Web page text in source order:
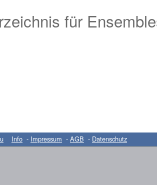
für
Info - Impressum - AGB - Datenschutz